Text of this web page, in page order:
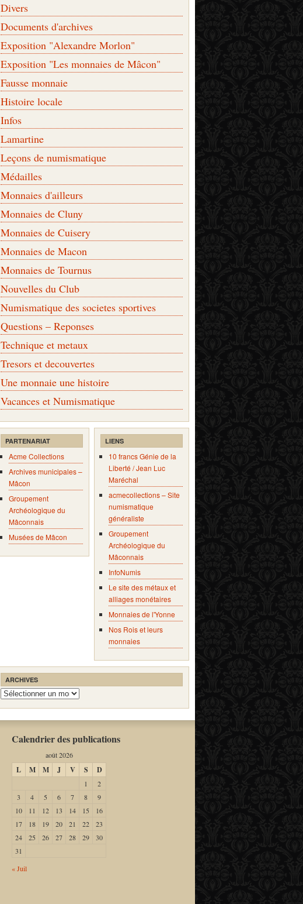
Divers
Documents d'archives
Exposition "Alexandre Morlon"
Exposition "Les monnaies de Mâcon"
Fausse monnaie
Histoire locale
Infos
Lamartine
Leçons de numismatique
Médailles
Monnaies d'ailleurs
Monnaies de Cluny
Monnaies de Cuisery
Monnaies de Macon
Monnaies de Tournus
Nouvelles du Club
Numismatique des societes sportives
Questions – Reponses
Technique et metaux
Tresors et decouvertes
Une monnaie une histoire
Vacances et Numismatique
PARTENARIAT
Acme Collections
Archives municipales –
Mâcon
Groupement
Archéologique du
Mâconnais
Musées de Mâcon
LIENS
10 francs Génie de la
Liberté / Jean Luc
Maréchal
acmecollections – Site
numismatique
généraliste
Groupement
Archéologique du
Mâconnais
InfoNumis
Le site des métaux et
alliages monétaires
Monnaies de l'Yonne
Nos Rois et leurs
monnaies
ARCHIVES
Archives
Calendrier des publications
août 2026
L M M J V S D
1
2
3
4 5 6 7 8
9
10
11 12 13 14 15
16
17
18 19 20 21 22
23
24
25 26 27 28 29
30
31
« Juil